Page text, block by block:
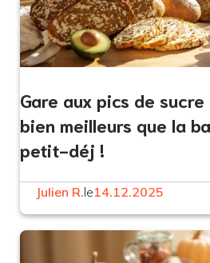
Gare aux pics de
bien meilleurs que la
petit-déj !
Julien R.le14.12.2025